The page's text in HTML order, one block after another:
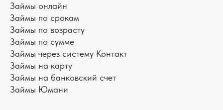
Займы онлайн
Займы по срокам
Займы по возрасту
Займы по сумме
Займы через систему Контакт
Займы на карту
Займы на банковский счет
Займы Юмани